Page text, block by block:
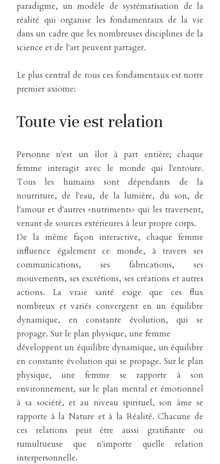
paradigme, un modèle de systématisation de la
réalité qui organise les fondamentaux de la vie
dans un cadre que les nombreuses disciplines de la
science et de l'art peuvent partager.
Le plus central de tous ces fondamentaux est notre
premier axiome:
Toute vie est relation
Personne n'est un îlot à part entière; chaque
femme interagit avec le monde qui l'entoure.
Tous les humains sont dépendants de la
nourriture, de l'eau, de la lumière, du son, de
l'amour et d'autres «nutriments» qui les traversent,
venant de sources extérieures à leur propre corps.
De la même façon interactive, chaque femme
influence également ce monde, à travers ses
communications, ses fabrications, ses
mouvements, ses excrétions, ses créations et autres
actions. La vraie santé exige que ces flux
nombreux et variés convergent en un équilibre
dynamique, en constante évolution, qui se
propage. Sur le plan physique, une femme
développent un équilibre dynamique, un équilibre
en constante évolution qui se propage. Sur le plan
physique, une femme se rapporte à son
environnement, sur le plan mental et émotionnel
à sa société, et au niveau spirituel, son âme se
rapporte à la Nature et à la Réalité. Chacune de
ces relations peut être aussi gratifiante ou
tumultueuse que n'importe quelle relation
interpersonnelle.